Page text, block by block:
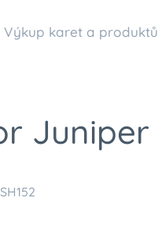
Výkup karet a produktů
Juniper